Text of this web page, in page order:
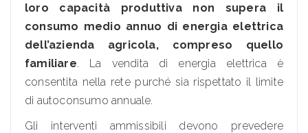
loro capacità produttiva non supera il
consumo medio annuo di energia elettrica
dell’azienda agricola, compreso quello
familiare. La vendita di energia elettrica è
consentita nella rete purché sia rispettato il limite
di autoconsumo annuale.
Gli interventi ammissibili devono prevedere